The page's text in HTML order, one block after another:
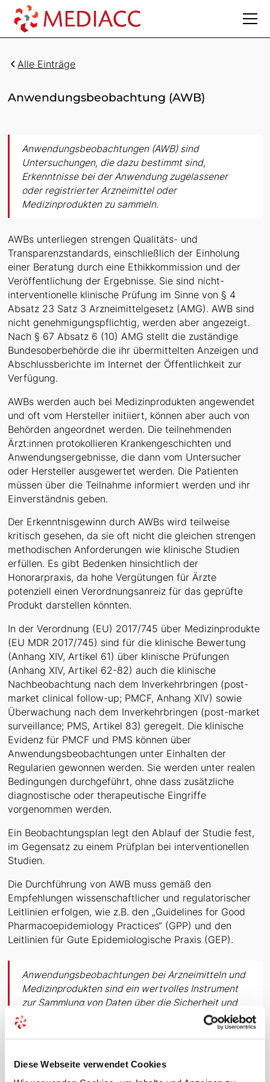
Diese Webseite verwendet Cookies
Alle Einträge
Anwendungsbeobachtung (AWB)
Anwendungsbeobachtungen (AWB) sind
Untersuchungen, die dazu bestimmt sind,
Erkenntnisse bei der Anwendung zugelassener
oder registrierter Arzneimittel oder
Medizinprodukten zu sammeln.
AWBs unterliegen strengen Qualitäts- und
Transparenzstandards, einschließlich der Einholung
einer Beratung durch eine Ethikkommission und der
Veröffentlichung der Ergebnisse. Sie sind nicht-
interventionelle klinische Prüfung im Sinne von § 4
Absatz 23 Satz 3 Arzneimittelgesetz (AMG). AWB sind
nicht genehmigungspflichtig, werden aber angezeigt.
Nach § 67 Absatz 6 (10) AMG stellt die zuständige
Bundesoberbehörde die ihr übermittelten Anzeigen und
Abschlussberichte im Internet der Öffentlichkeit zur
Verfügung.
AWBs werden auch bei Medizinprodukten angewendet
und oft vom Hersteller initiiert, können aber auch von
Behörden angeordnet werden. Die teilnehmenden
Ärzt:innen protokollieren Krankengeschichten und
Anwendungsergebnisse, die dann vom Untersucher
oder Hersteller ausgewertet werden. Die Patienten
müssen über die Teilnahme informiert werden und ihr
Einverständnis geben.
Der Erkenntnisgewinn durch AWBs wird teilweise
kritisch gesehen, da sie oft nicht die gleichen strengen
methodischen Anforderungen wie klinische Studien
erfüllen. Es gibt Bedenken hinsichtlich der
Honorarpraxis, da hohe Vergütungen für Ärzte
potenziell einen Verordnungsanreiz für das geprüfte
Produkt darstellen könnten.
In der Verordnung (EU) 2017/745 über Medizinprodukte
(EU MDR 2017/745) sind für die klinische Bewertung
(Anhang XIV, Artikel 61) über klinische Prüfungen
(Anhang XIV, Artikel 62-82) auch die klinische
Nachbeobachtung nach dem Inverkehrbringen (post-
market clinical follow-up; PMCF, Anhang XIV) sowie
Überwachung nach dem Inverkehrbringen (post-market
surveillance; PMS, Artikel 83) geregelt. Die klinische
Evidenz für PMCF und PMS können über
Anwendungsbeobachtungen unter Einhalten der
Regularien gewonnen werden. Sie werden unter realen
Bedingungen durchgeführt, ohne dass zusätzliche
diagnostische oder therapeutische Eingriffe
vorgenommen werden.
Ein Beobachtungsplan legt den Ablauf der Studie fest,
im Gegensatz zu einem Prüfplan bei interventionellen
Studien.
‍Die Durchführung von AWB muss gemäß den
Empfehlungen wissenschaftlicher und regulatorischer
Leitlinien erfolgen, wie z.B. den „Guidelines for Good
Pharmacoepidemiology Practices“ (GPP) und den
Leitlinien für Gute Epidemiologische Praxis (GEP).
Anwendungsbeobachtungen bei Arzneimitteln und
Medizinprodukten sind ein wertvolles Instrument
zur Sammlung von Daten über die Sicherheit und
Wirksamkeit von Produkten im realen Einsatz. Sie
ergänzen klinische Studien und tragen dazu bei, ein
sicherheit zu erhalten.